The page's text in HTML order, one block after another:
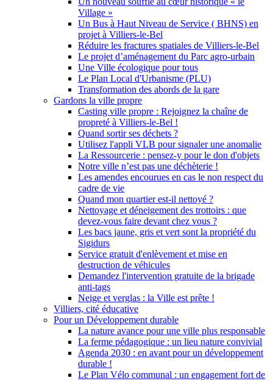
Village »
Un Bus à Haut Niveau de Service ( BHNS) en
projet à Villiers-le-Bel
Réduire les fractures spatiales de Villiers-le-Bel
Le projet d’aménagement du Parc agro-urbain
Une Ville écologique pour tous
Le Plan Local d'Urbanisme (PLU)
Transformation des abords de la gare
Gardons la ville propre
Casting ville propre : Rejoignez la chaîne de
propreté à Villiers-le-Bel !
Quand sortir ses déchets ?
Utilisez l'appli VLB pour signaler une anomalie
La Ressourcerie : pensez-y pour le don d'objets
Notre ville n’est pas une déchèterie !
Les amendes encourues en cas le non respect du
cadre de vie
Quand mon quartier est-il nettoyé ?
Nettoyage et déneigement des trottoirs : que
devez-vous faire devant chez vous ?
Les bacs jaune, gris et vert sont la propriété du
Sigidurs
Service gratuit d'enlèvement et mise en
destruction de véhicules
Demandez l'intervention gratuite de la brigade
anti-tags
Neige et verglas : la Ville est prête !
Villiers, cité éducative
Pour un Développement durable
La nature avance pour une ville plus responsable
La ferme pédagogique : un lieu nature convivial
Agenda 2030 : en avant pour un développement
durable !
Le Plan Vélo communal : un engagement fort de